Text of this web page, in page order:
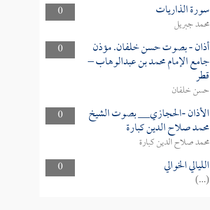
0
سورة الذاريات
محمد جبريل
0
أذان - بصوت حسن خلفان. مؤذن
جامع الإمام محمد بن عبدالوهاب –
قطر
حسن خلفان
0
الأذان -الحجازي__ بصوت الشيخ
محمد صلاح الدين كبارة
محمد صلاح الدين كبارة
0
الليالي الخوالي
(...)